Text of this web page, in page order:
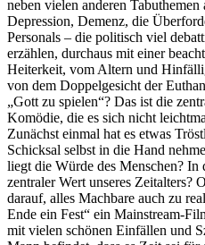
neben vielen anderen
Depression, Demenz, die
Personals – die politisch viel
erzählen, durchaus mit einer
Heiterkeit, vom Altern und
von dem Doppelgesicht der
„Gott zu spielen“? Das ist die
Komödie, die es sich nicht
Zunächst einmal hat es etwas
Schicksal selbst in die Hand
liegt die Würde des Menschen? In
zentraler Wert unseres Zeitalters?
darauf, alles Machbare auch zu
Ende ein Fest“ ein Mainstream-
mit vielen schönen Einfällen und